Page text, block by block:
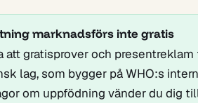
marknadsförs inte gratis
att gratisprover och
lag, som bygger på WHO:s
om uppfödning vänder du dig